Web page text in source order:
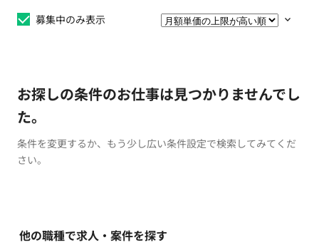
募集中のみ表示
お探しの条件のお仕事は見つかりませんでし
た。
条件を変更するか、もう少し広い条件設定で検索してみてくだ
さい。
他の職種で求人・案件を探す